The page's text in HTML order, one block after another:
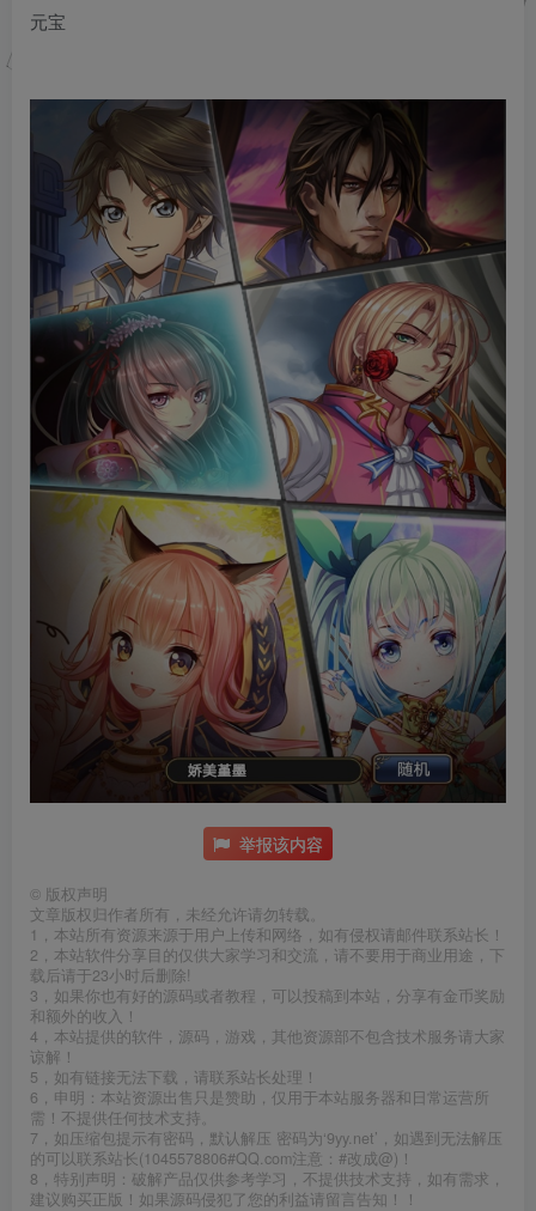
元宝
举报该内容
© 版权声明
文章版权归作者所有，未经允许请勿转载。
1，本站所有资源来源于用户上传和网络，如有侵权请邮件联系站长！
2，本站软件分享目的仅供大家学习和交流，请不要用于商业用途，下
载后请于23小时后删除!
3，如果你也有好的源码或者教程，可以投稿到本站，分享有金币奖励
和额外的收入！
4，本站提供的软件，源码，游戏，其他资源部不包含技术服务请大家
谅解！
5，如有链接无法下载，请联系站长处理！
6，申明：本站资源出售只是赞助，仅用于本站服务器和日常运营所
需！不提供任何技术支持。
7，如压缩包提示有密码，默认解压 密码为‘9yy.net’，如遇到无法解压
的可以联系站长(1045578806#QQ.com注意：#改成@)！
8，特别声明：破解产品仅供参考学习，不提供技术支持，如有需求，
建议购买正版！如果源码侵犯了您的利益请留言告知！！